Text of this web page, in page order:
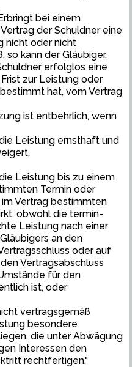
bei einem
der Schuldner eine
nicht oder nicht
so kann der Gläubiger,
erfolglos eine
zur Leistung oder
hat, vom Vertrag
ist entbehrlich, wenn
Leistung ernsthaft und
Leistung bis zu einem
Termin oder
im Vertrag bestimmten
obwohl die termin-
Leistung nach einer
an den
oder auf
Vertragsabschluss
für den
ist, oder
vertragsgemäß
besondere
die unter Abwägung
Interessen den
rechtfertigen."